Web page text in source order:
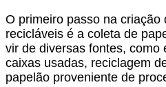
O primeiro passo na criação
recicláveis é a coleta de
vir de diversas fontes, como
caixas usadas, reciclagem
papelão proveniente de